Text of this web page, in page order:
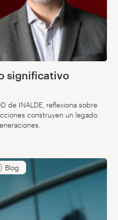
significativo
de INALDE, reflexiona sobre
construyen un legado
Blog